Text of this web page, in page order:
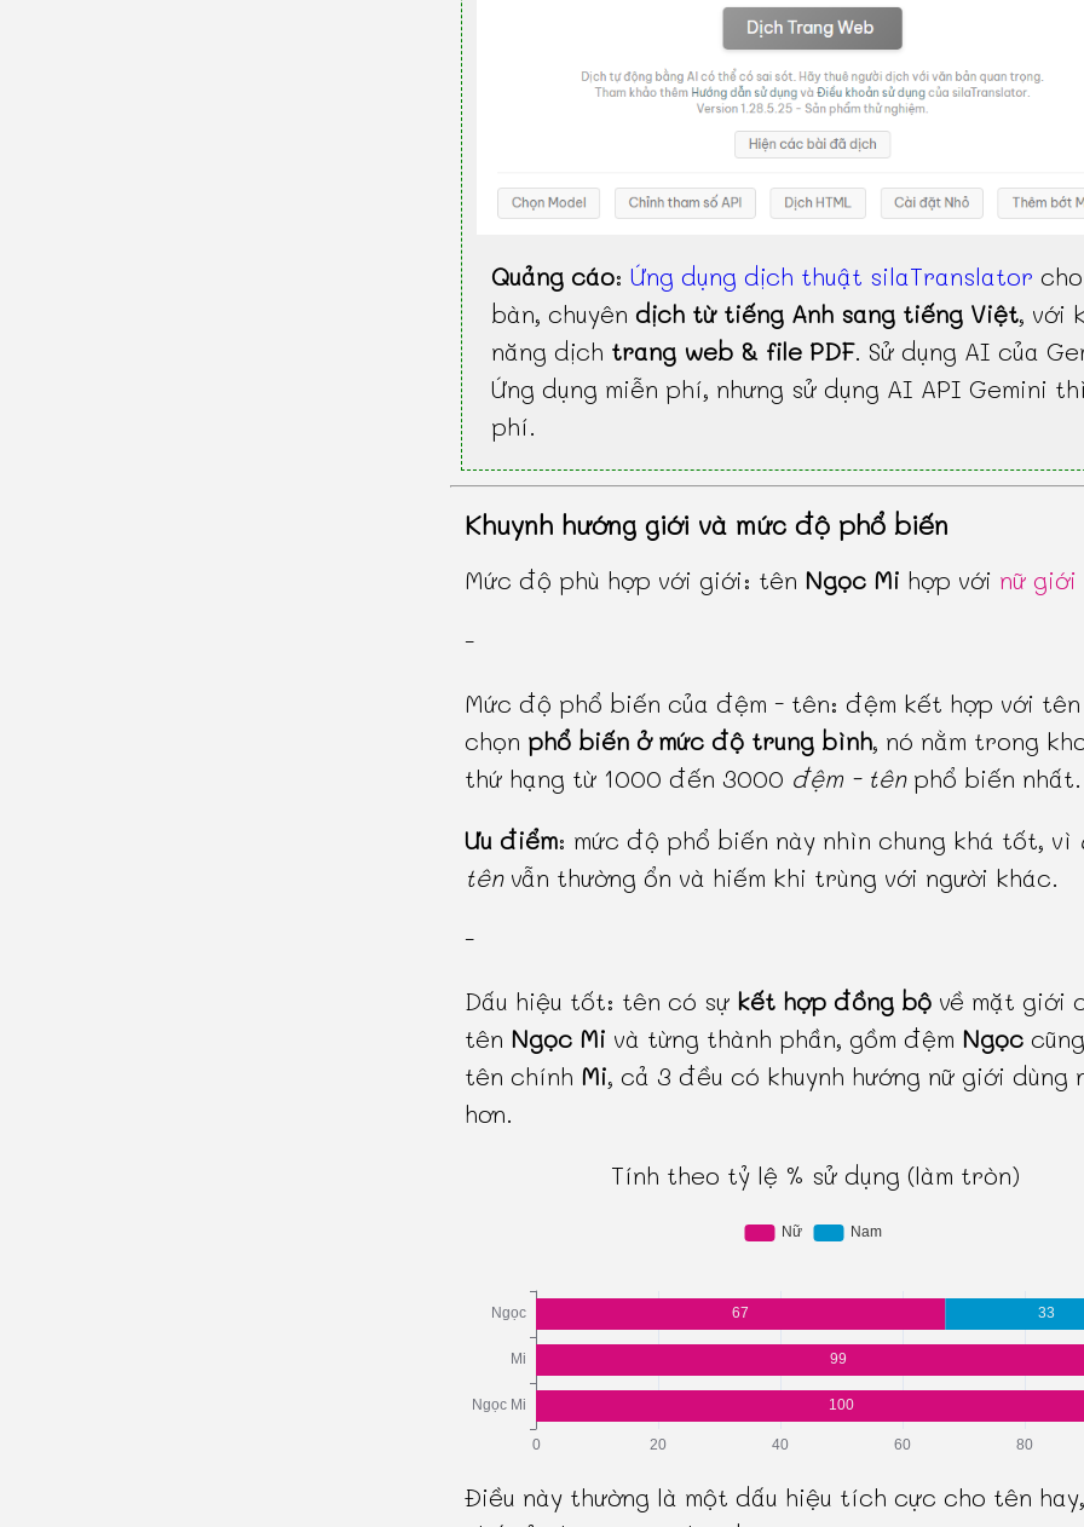
Quảng cáo: Ứng dụng dịch thuật silaTranslator
bàn, chuyên dịch từ tiếng Anh sang tiếng Việt, với
năng dịch trang web & file PDF. Sử dụng AI của
Ứng dụng miễn phí, nhưng sử dụng AI API Gemini
phí.
Khuynh hướng giới và mức độ phổ biến
Mức độ phù hợp với giới: tên Ngọc Mi hợp với nữ giới
-
Mức độ phổ biến của đệm - tên: đệm kết hợp với
chọn phổ biến ở mức độ trung bình, nó nằm trong
thứ hạng từ 1000 đến 3000 đệm - tênphổ biến nhất.
Ưu điểm: mức độ phổ biến này nhìn chung khá tốt, vì
tênvẫn thường ổn và hiếm khi trùng với người khác.
-
Dấu hiệu tốt: tên có sự kết hợp đồng bộ về mặt giới
tên Ngọc Mi và từng thành phần, gồm đệm Ngọc
tên chính Mi, cả 3 đều có khuynh hướng nữ giới dùng
hơn.
Tính theo tỷ lệ % sử dụng (làm tròn)
Điều này thường là một dấu hiệu tích cực cho tên